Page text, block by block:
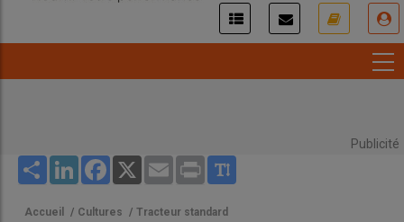
Publicité
Share LinkedInFacebook
X Email Print
Accueil / Cultures / Tracteur standard